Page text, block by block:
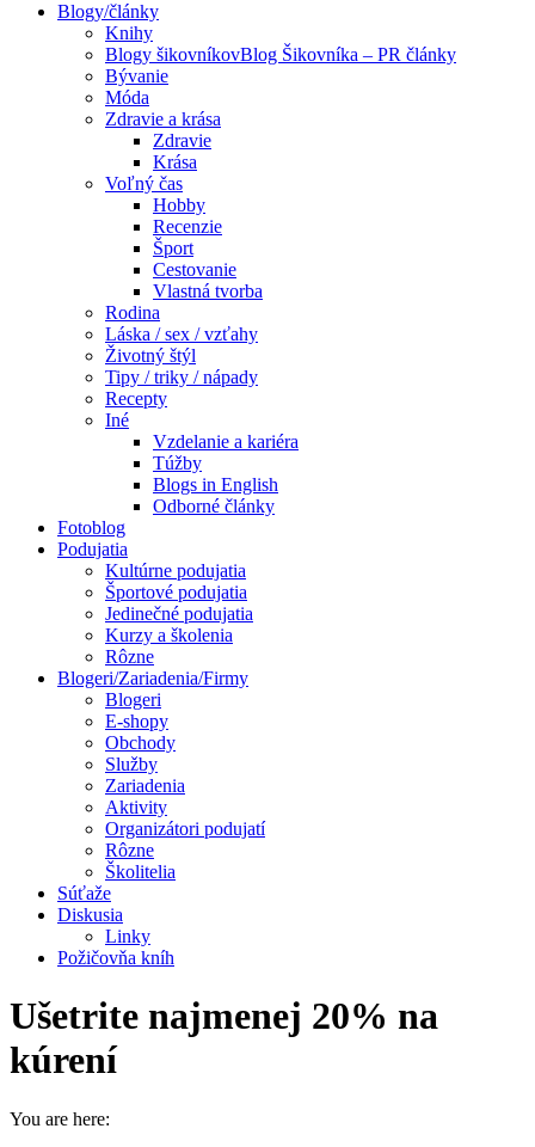
Blogy/články
Knihy
Blogy šikovníkovBlog Šikovníka – PR články
Bývanie
Móda
Zdravie a krása
Zdravie
Krása
Voľný čas
Hobby
Recenzie
Šport
Cestovanie
Vlastná tvorba
Rodina
Láska / sex / vzťahy
Životný štýl
Tipy / triky / nápady
Recepty
Iné
Vzdelanie a kariéra
Túžby
Blogs in English
Odborné články
Fotoblog
Podujatia
Kultúrne podujatia
Športové podujatia
Jedinečné podujatia
Kurzy a školenia
Rôzne
Blogeri/Zariadenia/Firmy
Blogeri
E-shopy
Obchody
Služby
Zariadenia
Aktivity
Organizátori podujatí
Rôzne
Školitelia
Súťaže
Diskusia
Linky
Požičovňa kníh
Ušetrite najmenej 20% na
kúrení
You are here: